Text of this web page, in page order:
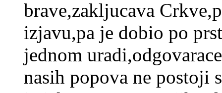
brave,zakljucava
izjavu,pa je dobio po
jednom
nasih popova ne postoji